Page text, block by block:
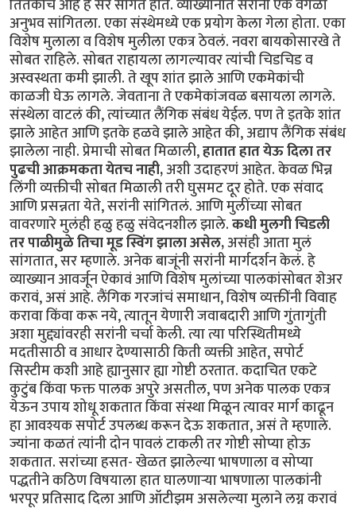
तितकीच आहे हे सर सांगत होते. व्याख्यानात सरांनी एक वेगळा
अनुभव सांगितला. एका संस्थेमध्ये एक प्रयोग केला गेला होता. एका
विशेष मुलाला व विशेष मुलीला एकत्र ठेवलं. नवरा बायकोसारखे ते
सोबत राहिले. सोबत राहायला लागल्यावर त्यांची चिडचिड व
अस्वस्थता कमी झाली. ते खूप शांत झाले आणि एकमेकांची
काळजी घेऊ लागले. जेवताना ते एकमेकांजवळ बसायला लागले.
संस्थेला वाटलं की, त्यांच्यात लैंगिक संबंध येईल. पण ते इतके शांत
झाले आहेत आणि इतके हळवे झाले आहेत की, अद्याप लैंगिक संबंध
झालेला नाही. प्रेमाची सोबत मिळाली,हातात हात येऊ दिला तर
पुढची आक्रमकता येतच नाही,अशी उदाहरणं आहेत. केवळ भिन्न
लिंगी व्यक्तीची सोबत मिळाली तरी घुसमट दूर होते. एक संवाद
आणि प्रसन्नता येते, सरांनी सांगितलं. आणि मुलींच्या सोबत
वावरणारे मुलंही हळु हळु संवेदनशील झाले.कधी मुलगी चिडली
तर पाळीमुळे तिचा मूड स्विंग झाला असेल,असंही आता मुलं
सांगतात, सर म्हणाले. अनेक बाजूंनी सरांनी मार्गदर्शन केलं. हे
व्याख्यान आवर्जून ऐकावं आणि विशेष मुलांच्या पालकांसोबत शेअर
करावं, असं आहे. लैंगिक गरजांचं समाधान, विशेष व्यक्तींनी विवाह
करावा किंवा करू नये, त्यातून येणारी जवाबदारी आणि गुंतागुंती
अशा मुद्द्यांवरही सरांनी चर्चा केली. त्या त्या परिस्थितीमध्ये
मदतीसाठी व आधार देण्यासाठी किती व्यक्ती आहेत, सपोर्ट
सिस्टीम कशी आहे ह्यानुसार ह्या गोष्टी ठरतात. कदाचित एकटे
कुटुंब किंवा फक्त पालक अपुरे असतील, पण अनेक पालक एकत्र
येऊन उपाय शोधू शकतात किंवा संस्था मिळून त्यावर मार्ग काढून
हा आवश्यक सपोर्ट उपलब्ध करून देऊ शकतात, असं ते म्हणाले.
ज्यांना कळतं त्यांनी दोन पावलं टाकली तर गोष्टी सोप्या होऊ
शकतात. सरांच्या हसत- खेळत झालेल्या भाषणाला व सोप्या
पद्धतीने कठिण विषयाला हात घालणार्‍या भाषणाला पालकांनी
भरपूर प्रतिसाद दिला आणि ऑटीझम असलेल्या मुलाने लग्न करावं